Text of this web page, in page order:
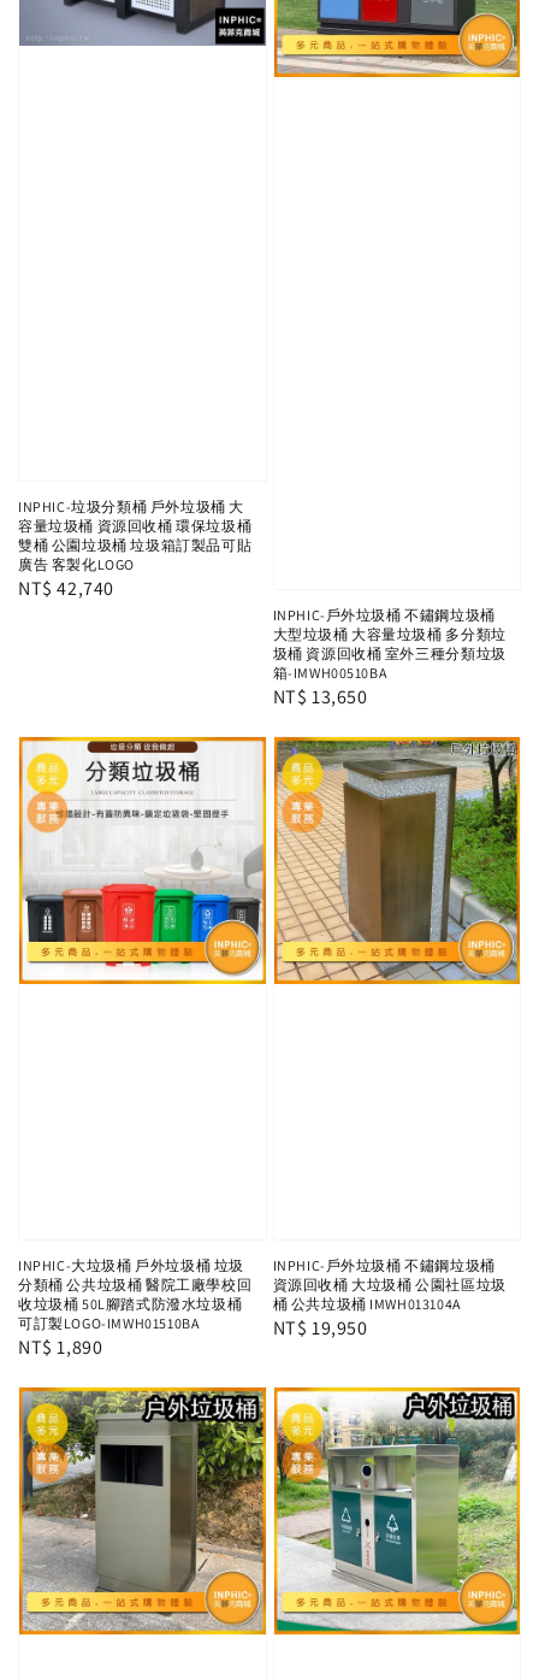
INPHIC-垃圾分類桶 戶外垃圾桶 大
容量垃圾桶 資源回收桶 環保垃圾桶
雙桶 公園垃圾桶 垃圾箱訂製品可貼
廣告 客製化LOGO
Regular
NT$ 42,740
INPHIC-戶外垃圾桶 不鏽鋼垃圾桶
大型垃圾桶 大容量垃圾桶 多分類垃
圾桶 資源回收桶 室外三種分類垃圾
箱-IMWH00510BA
Regular
NT$ 13,650
INPHIC-大垃圾桶 戶外垃圾桶 垃圾
分類桶 公共垃圾桶 醫院工廠學校回
收垃圾桶 50L腳踏式防潑水垃圾桶
可訂製LOGO-IMWH01510BA
Regular
NT$ 1,890
INPHIC-戶外垃圾桶 不鏽鋼垃圾桶
資源回收桶 大垃圾桶 公園社區垃圾
桶 公共垃圾桶 IMWH013104A
Regular
NT$ 19,950